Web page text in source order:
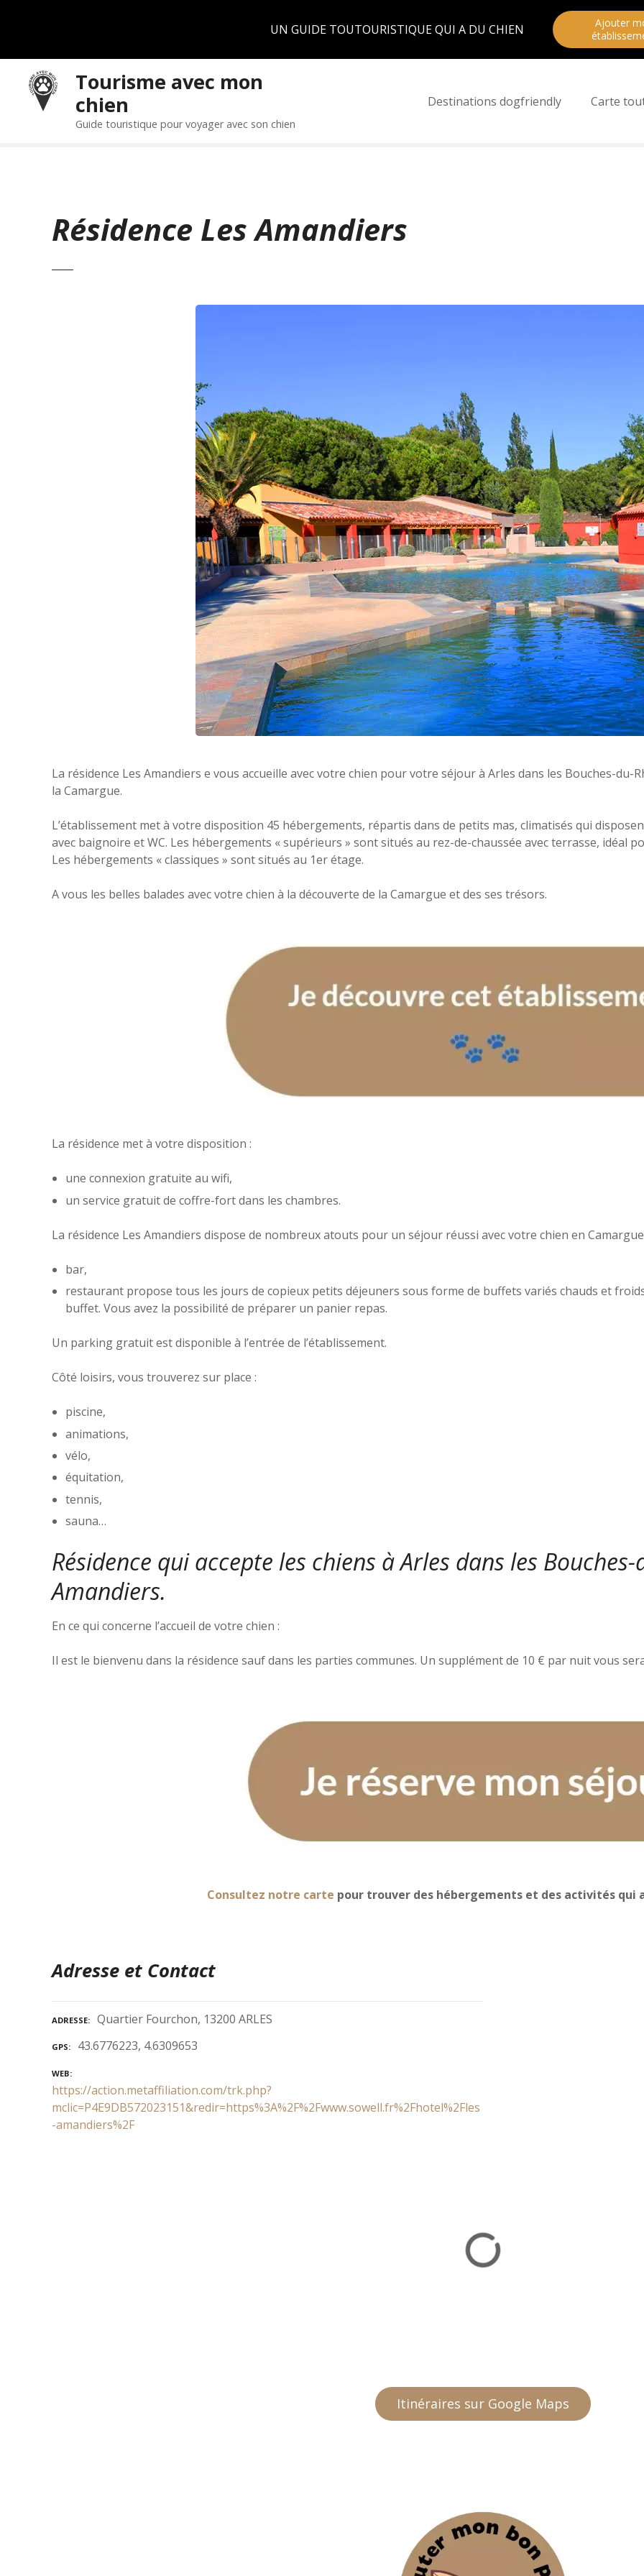
UN GUIDE TOUTOURISTIQUE QUI A DU CHIEN
Ajouter
Tourisme avec mon
chien
Guide touristique pour voyager avec son chien
Destinations dogfriendly Carte
Résidence Les Amandiers
La résidence Les Amandiers e vous accueille avec votre chien pour votre séjour à Arles dans les Bouches-du-
la Camargue.
L’établissement met à votre disposition 45 hébergements, répartis dans de petits mas, climatisés qui
avec baignoire et WC. Les hébergements « supérieurs » sont situés au rez-de-chaussée avec terrasse, idéal
Les hébergements « classiques » sont situés au 1er étage.
A vous les belles balades avec votre chien à la découverte de la Camargue et des ses trésors.
La résidence met à votre disposition :
une connexion gratuite au wifi,
un service gratuit de coffre-fort dans les chambres.
La résidence Les Amandiers dispose de nombreux atouts pour un séjour réussi avec votre chien en
bar,
restaurant propose tous les jours de copieux petits déjeuners sous forme de buffets variés chauds et
buffet. Vous avez la possibilité de préparer un panier repas.
Un parking gratuit est disponible à l’entrée de l’établissement.
Côté loisirs, vous trouverez sur place :
piscine,
animations,
vélo,
équitation,
tennis,
sauna…
Résidence qui accepte les chiens à Arles dans les
Amandiers.
En ce qui concerne l’accueil de votre chien :
Il est le bienvenu dans la résidence sauf dans les parties communes. Un supplément de 10 € par nuit vous
Consultez notre carte pour trouver des hébergements et des activités qui
Adresse et Contact
ADRESSE Quartier Fourchon, 13200 ARLES
GPS 43.6776223, 4.6309653
WEB
https://action.metaffiliation.com/trk.php?
mclic=P4E9DB572023151&redir=https%3A%2F%2Fwww.sowell.fr%2Fhotel%2Fles
-amandiers%2F
Itinéraires sur Google Maps